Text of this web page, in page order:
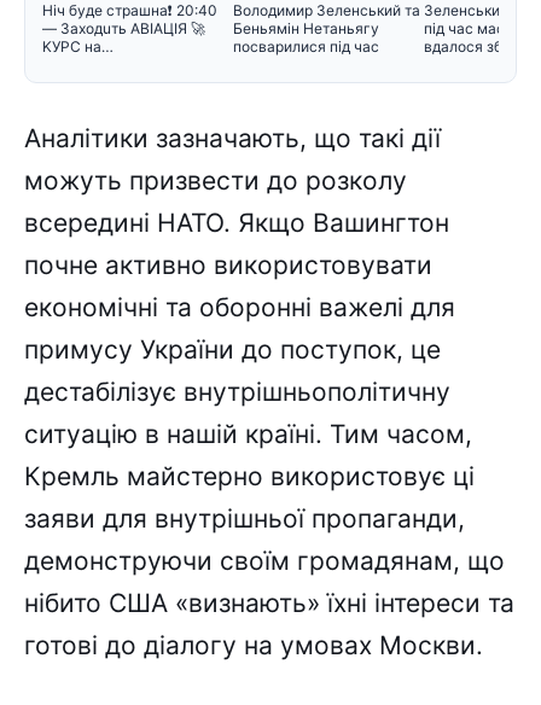
Hiч бyдe cтpaшнa❗️ 20:40
— Зaxoдuть ABIAЦIЯ 🚀
KУPC нa…
Володимир Зеленський та
Беньямін Нетаньягу
посварилися під час
Зеленський
під час
вдалося збити
Аналітики зазначають, що такі дії
можуть призвести до розколу
всередині НАТО. Якщо Вашингтон
почне активно використовувати
економічні та оборонні важелі для
примусу України до поступок, це
дестабілізує внутрішньополітичну
ситуацію в нашій країні. Тим часом,
Кремль майстерно використовує ці
заяви для внутрішньої пропаганди,
демонструючи своїм громадянам, що
нібито США «визнають» їхні інтереси та
готові до діалогу на умовах Москви.